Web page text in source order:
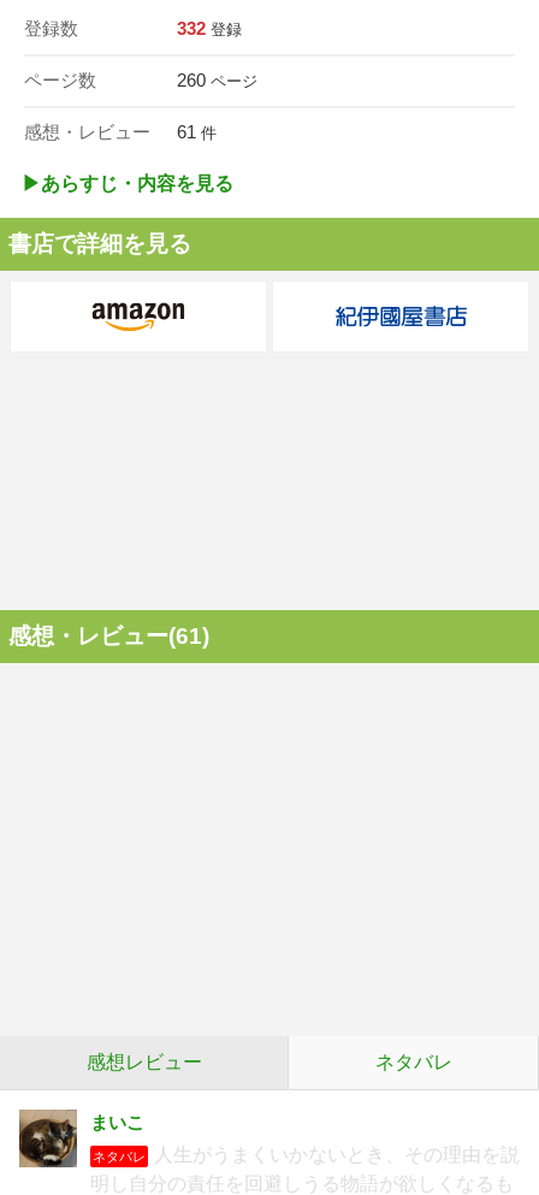
登録数 332 登録
ページ数 260 ページ
感想・レビュー 61 件
▶︎あらすじ・内容を見る
書店で詳細を見る
感想・レビュー(61)
感想レビュー ネタバレ
まいこ
ネタバレ
人生がうまくいかないとき、その理由を説
明し自分の責任を回避しうる物語が欲しくなるも